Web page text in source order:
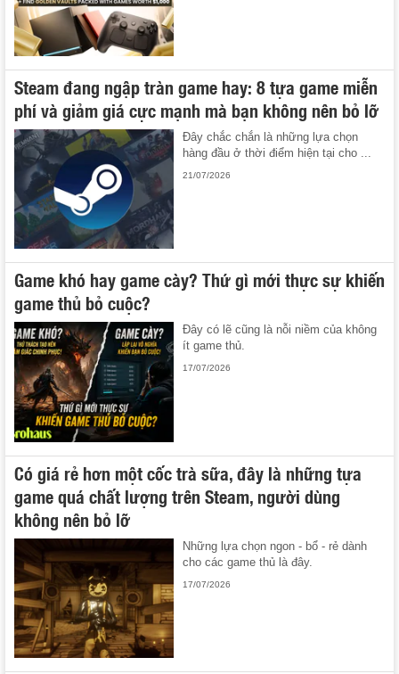
Steam đang ngập tràn game hay: 8 tựa game miễn
phí và giảm giá cực mạnh mà bạn không nên bỏ lỡ
Đây chắc chắn là những lựa chọn
hàng đầu ở thời điểm hiện tại cho ...
21/07/2026
Game khó hay game cày? Thứ gì mới thực sự khiến
game thủ bỏ cuộc?
Đây có lẽ cũng là nỗi niềm của không
ít game thủ.
17/07/2026
Có giá rẻ hơn một cốc trà sữa, đây là những tựa
game quá chất lượng trên Steam, người dùng
không nên bỏ lỡ
Những lựa chọn ngon - bổ - rẻ dành
cho các game thủ là đây.
17/07/2026